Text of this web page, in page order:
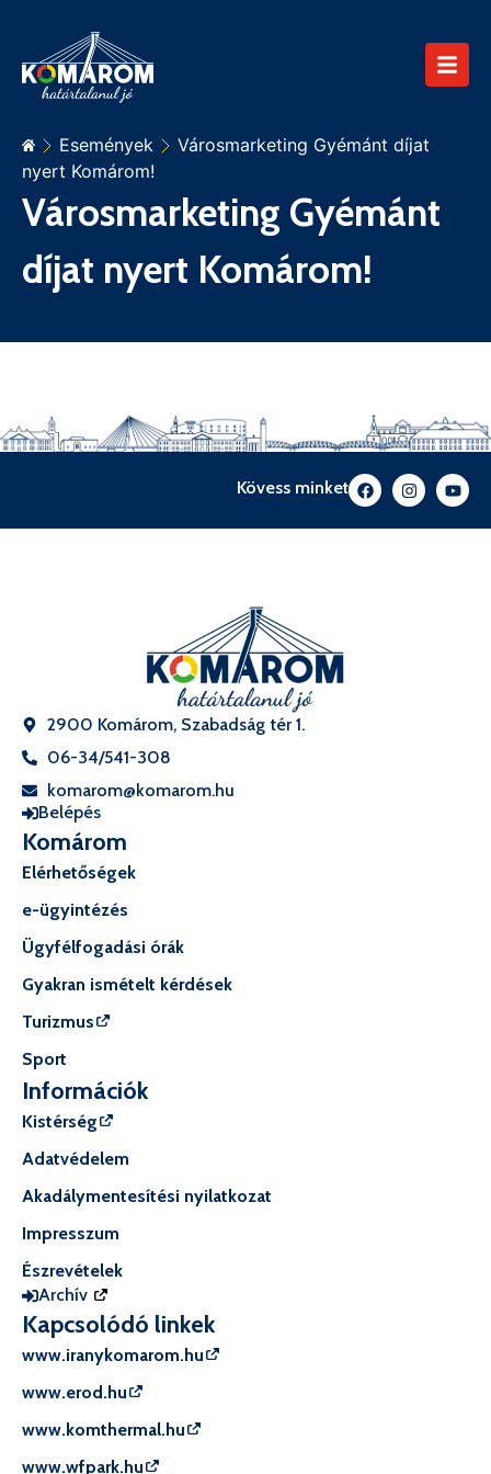
Események
Városmarketing Gyémánt díjat
nyert Komárom!
Városmarketing Gyémánt
díjat nyert Komárom!
Kövess minket
2900 Komárom, Szabadság tér 1.
06-34/541-308
komarom@komarom.hu
Belépés
Komárom
Elérhetőségek
e-ügyintézés
Ügyfélfogadási órák
Gyakran ismételt kérdések
Turizmus
Sport
Információk
Kistérség
Adatvédelem
Akadálymentesítési nyilatkozat
Impresszum
Észrevételek
Archív
Kapcsolódó linkek
www.iranykomarom.hu
www.erod.hu
www.komthermal.hu
www.wfpark.hu